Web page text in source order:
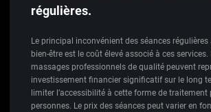
régulières.
Le principal inconvénient des séances
bien-être est le coût élevé associé à ces services.
massages professionnels de qualité peuvent
investissement financier significatif sur le long
limiter l’accessibilité à cette forme de traitement
personnes. Le prix des séances peut varier en